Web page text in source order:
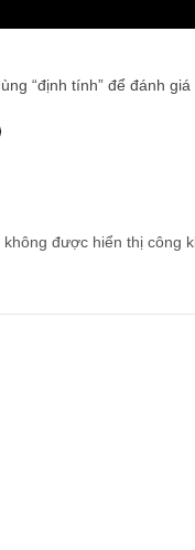
“định tính” để đánh
được hiển thị công